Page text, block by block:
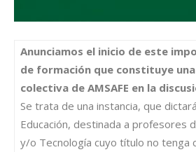
Anunciamos el inicio de este
de formación que constituye
colectiva de AMSAFE en la
Se trata de una instancia, que
Educación, destinada a profesores
y/o Tecnología cuyo título no tenga